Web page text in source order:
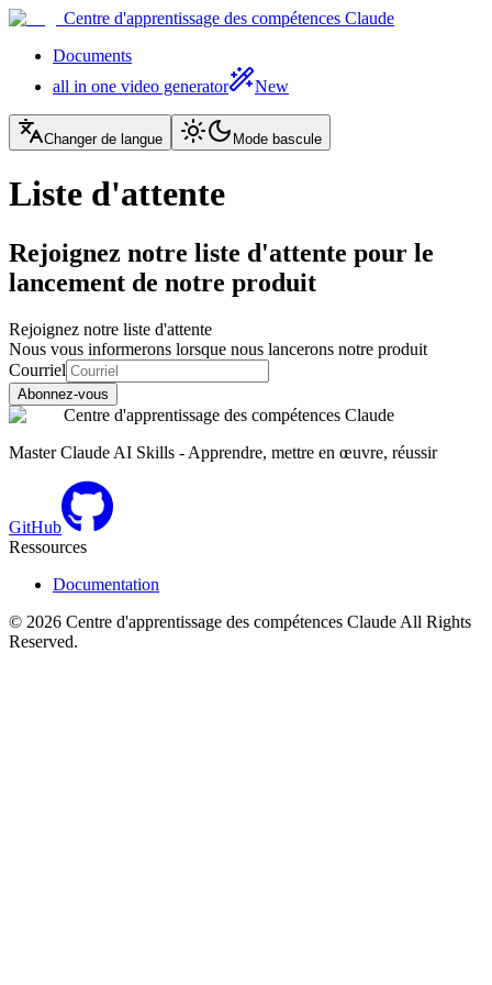
Centre d'apprentissage des compétences Claude
Documents
all in one video generator
New
Changer de langue Mode bascule
Liste d'attente
Rejoignez notre liste d'attente pour le
lancement de notre produit
Rejoignez notre liste d'attente
Nous vous informerons lorsque nous lancerons notre produit
Courriel
Abonnez-vous
Centre d'apprentissage des compétences Claude
Master Claude AI Skills - Apprendre, mettre en œuvre, réussir
GitHub
Ressources
Documentation
© 2026 Centre d'apprentissage des compétences Claude All Rights
Reserved.